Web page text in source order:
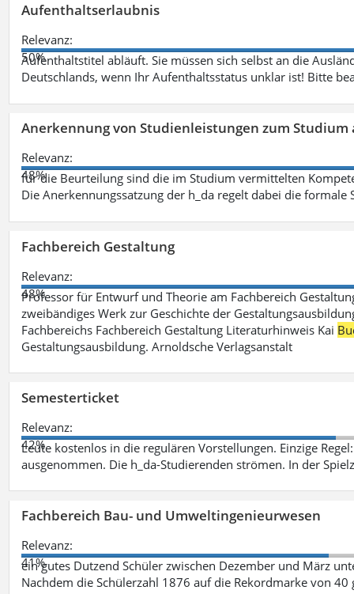
Aufenthaltserlaubnis
Relevanz:
50%
Aufenthaltstitel abläuft. Sie müssen sich selbst an die
Deutschlands, wenn Ihr Aufenthaltsstatus unklar ist! Bitte
Anerkennung von Studienleistungen zum Studium
Relevanz:
48%
für die Beurteilung sind die im Studium vermittelten
Die Anerkennungssatzung der h_da regelt dabei die formale
Fachbereich Gestaltung
Relevanz:
48%
Professor für Entwurf und Theorie am Fachbereich
zweibändiges Werk zur Geschichte der
Fachbereichs Fachbereich Gestaltung Literaturhinweis Kai
Gestaltungsausbildung. Arnoldsche Verlagsanstalt
Semesterticket
Relevanz:
42%
Leute kostenlos in die regulären Vorstellungen. Einzige
ausgenommen. Die h_da-Studierenden strömen. In der
Fachbereich Bau- und Umweltingenieurwesen
Relevanz:
41%
ein gutes Dutzend Schüler zwischen Dezember und März
Nachdem die Schülerzahl 1876 auf die Rekordmarke von